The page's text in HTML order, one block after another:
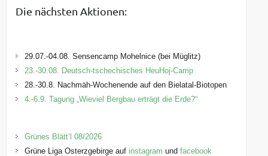
Die nächsten Aktionen:
29.07.-04.08. Sensencamp Mohelnice (bei Müglitz)
23.-30.08. Deutsch-tschechisches HeuHoj-Camp
28.-30.8. Nachmäh-Wochenende auf den Bielatal-Biotopen
4.-6.9. Tagung „Wieviel Bergbau erträgt die Erde?“
Grünes Blätt’l 08/2026
Grüne Liga Osterzgebirge auf instagram undfacebook